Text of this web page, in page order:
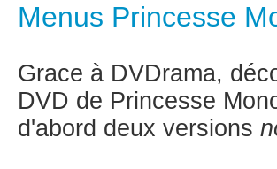
Menus Princesse
Grace à DVDrama,
DVD de Princesse
d'abord deux versions